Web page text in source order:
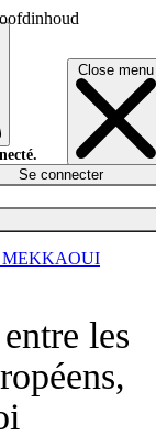
Close menu
Se connecter
les